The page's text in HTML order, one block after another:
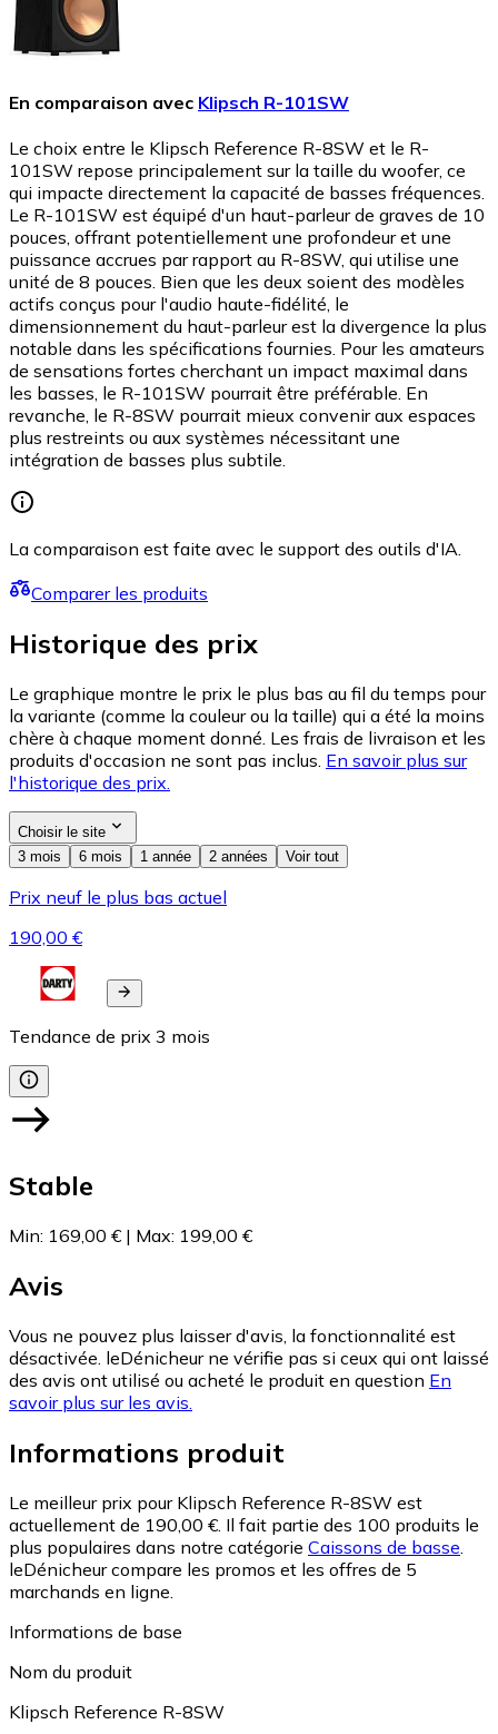
En comparaison avec Klipsch R-101SW
Le choix entre le Klipsch Reference R-8SW et le R-
101SW repose principalement sur la taille du woofer, ce
qui impacte directement la capacité de basses fréquences.
Le R-101SW est équipé d'un haut-parleur de graves de 10
pouces, offrant potentiellement une profondeur et une
puissance accrues par rapport au R-8SW, qui utilise une
unité de 8 pouces. Bien que les deux soient des modèles
actifs conçus pour l'audio haute-fidélité, le
dimensionnement du haut-parleur est la divergence la plus
notable dans les spécifications fournies. Pour les amateurs
de sensations fortes cherchant un impact maximal dans
les basses, le R-101SW pourrait être préférable. En
revanche, le R-8SW pourrait mieux convenir aux espaces
plus restreints ou aux systèmes nécessitant une
intégration de basses plus subtile.
La comparaison est faite avec le support des outils d'IA.
Comparer les produits
Historique des prix
Le graphique montre le prix le plus bas au fil du temps pour
la variante (comme la couleur ou la taille) qui a été la moins
chère à chaque moment donné. Les frais de livraison et les
produits d'occasion ne sont pas inclus. En savoir plus sur
l'historique des prix.
Choisir le site
3 mois
6 mois 1 année 2 années Voir tout
Prix neuf le plus bas actuel
190,00 €
Tendance de prix 3 mois
Stable
Min: 169,00 € | Max: 199,00 €
Avis
Vous ne pouvez plus laisser d'avis, la fonctionnalité est
désactivée. leDénicheur ne vérifie pas si ceux qui ont laissé
des avis ont utilisé ou acheté le produit en question En
savoir plus sur les avis.
Informations produit
Le meilleur prix pour Klipsch Reference R-8SW est
actuellement de 190,00 €. Il fait partie des 100 produits le
plus populaires dans notre catégorie Caissons de basse
leDénicheur compare les promos et les offres de 5
marchands en ligne.
Informations de base
Nom du produit
Klipsch Reference R-8SW